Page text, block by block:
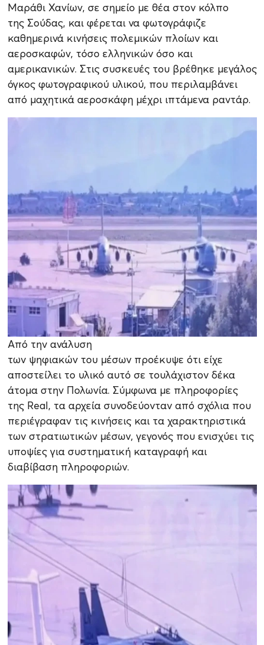
Μαράθι Χανίων, σε σημείο με θέα στον κόλπο
της Σούδας, και φέρεται να φωτογράφιζε
καθημερινά κινήσεις πολεμικών πλοίων και
αεροσκαφών, τόσο ελληνικών όσο και
αμερικανικών. Στις συσκευές του βρέθηκε μεγάλος
όγκος φωτογραφικού υλικού, που περιλαμβάνει
από μαχητικά αεροσκάφη μέχρι ιπτάμενα ραντάρ.
Από την ανάλυση
των ψηφιακών του μέσων προέκυψε ότι είχε
αποστείλει το υλικό αυτό σε τουλάχιστον δέκα
άτομα στην Πολωνία. Σύμφωνα με πληροφορίες
της Real, τα αρχεία συνοδεύονταν από σχόλια που
περιέγραφαν τις κινήσεις και τα χαρακτηριστικά
των στρατιωτικών μέσων, γεγονός που ενισχύει τις
υποψίες για συστηματική καταγραφή και
διαβίβαση πληροφοριών.